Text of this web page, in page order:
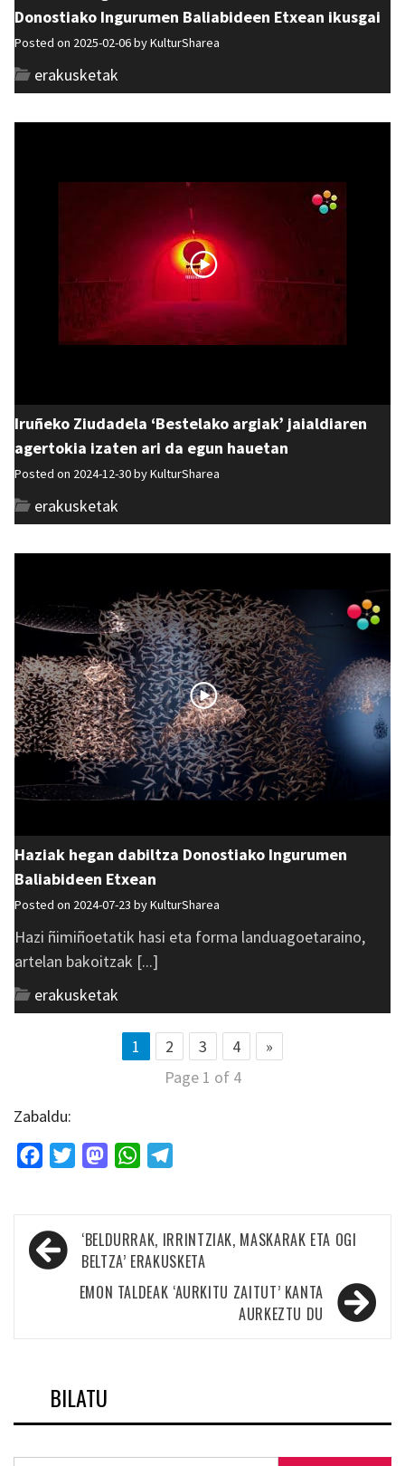
Donostiako Ingurumen Baliabideen Etxean ikusgai
Posted on 2025-02-06 byKulturSharea
erakusketak
Iruñeko Ziudadela ‘Bestelako argiak’ jaialdiaren
agertokia izaten ari da egun hauetan
Posted on 2024-12-30 byKulturSharea
erakusketak
Haziak hegan dabiltza Donostiako Ingurumen
Baliabideen Etxean
Posted on 2024-07-23 byKulturSharea
Hazi ñimiñoetatik hasi eta forma landuagoetaraino,
artelan bakoitzak [...]
erakusketak
1 2 3 4
»
Page 1 of 4
Zabaldu:
FacebookTwitterMastodonWhatsApp
Bidalketetan
zehar
nabigatu
‘BELDURRAK, IRRINTZIAK, MASKARAK ETA OGI
BELTZA’ ERAKUSKETA
EMON TALDEAK ‘AURKITU ZAITUT’ KANTA
AURKEZTU DU
BILATU